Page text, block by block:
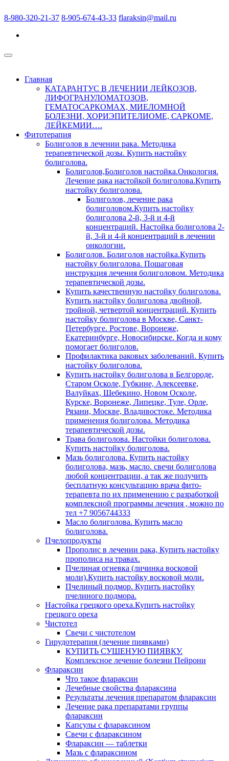
8-980-320-21-37 8-905-674-43-33 flaraksin@mail.ru
Главная
КАТАРАНТУС В ЛЕЧЕНИИ ЛЕЙКОЗОВ,
ЛИФОГРАНУЛОМАТОЗОВ,
ГЕМАТОСАРКОМАХ, МИЕЛОМНОЙ
БОЛЕЗНИ, ХОРИЭПИТЕЛИОМЕ, САРКОМЕ,
ЛЕЙКЕМИИ….
Фитотерапия
Болиголов в лечении рака. Методика
терапевтической дозы. Купить настойку
болиголова.
Болиголов,Болиголов настойка.Онкология.
Лечение рака настойкой болиголова.Купить
настойку болиголова.
Болиголов, лечение рака
болиголовом.Купить настойку
болиголова 2-й, 3-й и 4-й
концентраций. Настойка болиголова 2-
й, 3-й и 4-й концентраций в лечении
онкологии.
Болиголов. Болиголов настойка.Купить
настойку болиголова. Пошаговая
инструкция лечения болиголовом. Методика
терапевтической дозы.
Купить качественную настойку болиголова.
Купить настойку болиголова двойной,
тройной, четвертой концентраций. Купить
настойку болиголова в Москве, Санкт-
Петербурге. Ростове, Воронеже,
Екатеринбурге, Новосибирске. Когда и кому
помогает болиголов.
Профилактика раковых заболеваний. Купить
настойку болиголова.
Купить настойку болиголова в Белгороде,
Старом Осколе, Губкине, Алексеевке,
Валуйках, Шебекино, Новом Осколе,
Курске, Воронеже, Липецке, Туле, Орле,
Рязани, Москве, Владивостоке. Методика
применения болиголова. Методика
терапевтической дозы.
Трава болиголова. Настойки болиголова.
Купить настойку болиголова.
Мазь болиголова. Купить настойку
болиголова, мазь, масло. свечи болиголова
любой концентрации, а так же получить
бесплатную консультацию врача фито-
терапевта по их применению с разработкой
комплексной программы лечения , можно по
тел +7 9056744333
Масло болиголова. Купить масло
болиголова.
Пчелопродукты
Прополис в лечении рака, Купить настойку
прополиса на травах.
Пчелиная огневка (личинка восковой
моли).Купить настойку восковой моли.
Пчелиный подмор. Купить настойку
пчелиного подмора.
Настойка грецкого ореха.Купить настойку
грецкого ореха
Чистотел
Свечи с чистотелом
Гирудотерапия (лечение пиявками)
КУПИТЬ СУШЕНУЮ ПИЯВКУ.
Комплексное лечение болезни Пейрони
Флараксин
Что такое флараксин
Лечебные свойства флараксина
Результаты лечения препаратом флараксин
Лечение рака препаратами группы
флараксин
Капсулы с флараксином
Свечи с флараксином
Флараксин — таблетки
Мазь с флараксином